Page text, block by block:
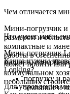
Чем отличается
Мини-погрузчик и
размером и
компактные и
работы в
может пройти или
коммунальном
небольших
Что умеет мини-
Мини-погрузчик
машина,
погрузку и
земляные и
Какие нужны
Lonking?
Для управления